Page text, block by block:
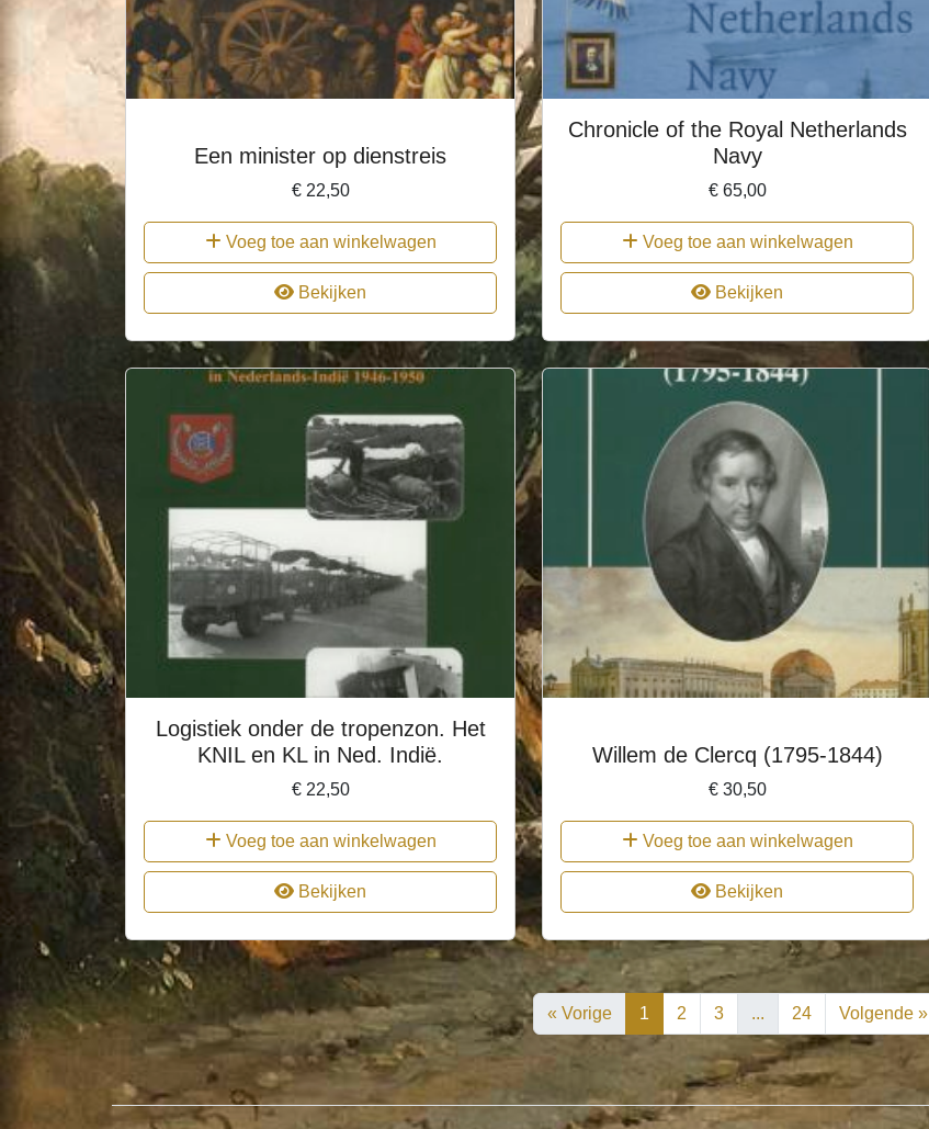
Een minister op dienstreis
€22,50
Voeg toe aan winkelwagen
Bekijken
Chronicle of the Royal Netherlands
Navy
€65,00
Voeg toe aan winkelwagen
Bekijken
Logistiek onder de tropenzon. Het
KNIL en KL in Ned. Indië.
€22,50
Voeg toe aan winkelwagen
Bekijken
Willem de Clercq (1795-1844)
€30,50
Voeg toe aan winkelwagen
Bekijken
« Vorige 1 2 3 ... 24 Volgende »